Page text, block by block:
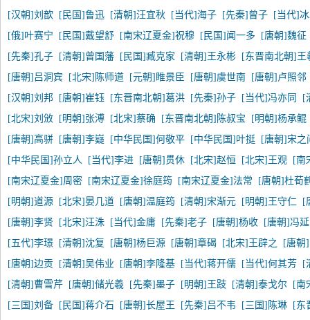
[汉朝]刘歆
[民国]鲁迅 [清朝]汪宜秋 [当代]海子 [先秦]曾子
[当代]
[俄]叶赛宁
[民国]戴望舒 [南宋辽夏金]祝穆 [民国]闻一多
[唐朝]魏征
[先秦]孔子
[清朝]曾国藩 [民国]臧克家 [清朝]王永彬
[东晋南北朝]王
[唐朝]吕洞宾
[北宋]陈师道 [元朝]睢景臣 [唐朝]虞世南
[唐朝]卢照邻
[汉朝]刘邦
[唐朝]崔钰 [东晋南北朝]葛洪 [先秦]孙子 [当代]冯亦同
[
[北宋]刘攽
[明朝]张溥 [北宋]蔡确 [东晋南北朝]陈叔宝
[明朝]杨承鲲
[唐朝]高骈
[唐朝]李嶷 [中华民国]何敬平 [中华民国]叶挺
[唐朝]宋之
[中华民国]孙立人
[当代]李进 [唐朝]贯休 [北宋]赵恒 [北宋]王观
[南
[南宋辽夏金]周密
[南宋辽夏金]徐庭筠 [南宋辽夏金]法常
[唐朝]杜荀
[明朝]道源
[北宋]晏几道 [唐朝]温庭筠 [清朝]宋渐元 [明朝]王守仁
[
[唐朝]李贤
[北宋]汪洙 [当代]金庸 [先秦]老子 [唐朝]杨收
[唐朝]冯
[五代]李璟
[清朝]沈复 [唐朝]杨巨源 [唐朝]章碣 [北宋]王辟之
[唐朝
[唐朝]边贡
[清朝]吴伟业 [唐朝]李隆基 [当代]蒋开儒 [当代]何其芳
[
[清朝]曹雪芹
[唐朝]储光羲 [先秦]墨子 [明朝]王跂 [清朝]泰戈尔
[南
[三国]刘备
[民国]蒋介石 [唐朝]长屋王 [先秦]吕不韦 [三国]陈琳
[东